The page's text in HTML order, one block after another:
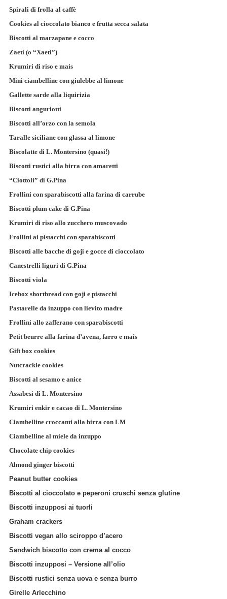
Spirali di frolla al caffè
Cookies al cioccolato bianco e frutta secca salata
Biscotti al marzapane e cocco
Zaeti (o “Xaeti”)
Krumiri di riso e mais
Mini ciambelline con giulebbe al limone
Gallette sarde alla liquirizia
Biscotti anguriotti
Biscotti all’orzo con la semola
Taralle siciliane con glassa al limone
Biscolatte di L. Montersino (quasi!)
Biscotti rustici alla birra con amaretti
“Ciottoli” di G.Pina
Frollini con sparabiscotti alla farina di carrube
Biscotti plum cake di G.Pina
Krumiri di riso allo zucchero muscovado
Frollini ai pistacchi con sparabiscotti
Biscotti alle bacche di goji e gocce di cioccolato
Canestrelli liguri di G.Pina
Biscotti viola
Icebox shortbread con goji e pistacchi
Pastarelle da inzuppo con lievito madre
Frollini allo zafferano con sparabiscotti
Petit beurre alla farina d’avena, farro e mais
Gift box cookies
Nutcrackle cookies
Biscotti al sesamo e anice
Assabesi di L. Montersino
Krumiri enkir e cacao di L. Montersino
Ciambelline croccanti alla birra con LM
Ciambelline al miele da inzuppo
Chocolate chip cookies
Almond ginger biscotti
Peanut butter cookies
Biscotti al cioccolato e peperoni cruschi senza glutine
Biscotti inzupposi ai tuorli
Graham crackers
Biscotti vegan allo sciroppo d’acero
Sandwich biscotto con crema al cocco
Biscotti inzupposi – Versione all’olio
Biscotti rustici senza uova e senza burro
Girelle Arlecchino